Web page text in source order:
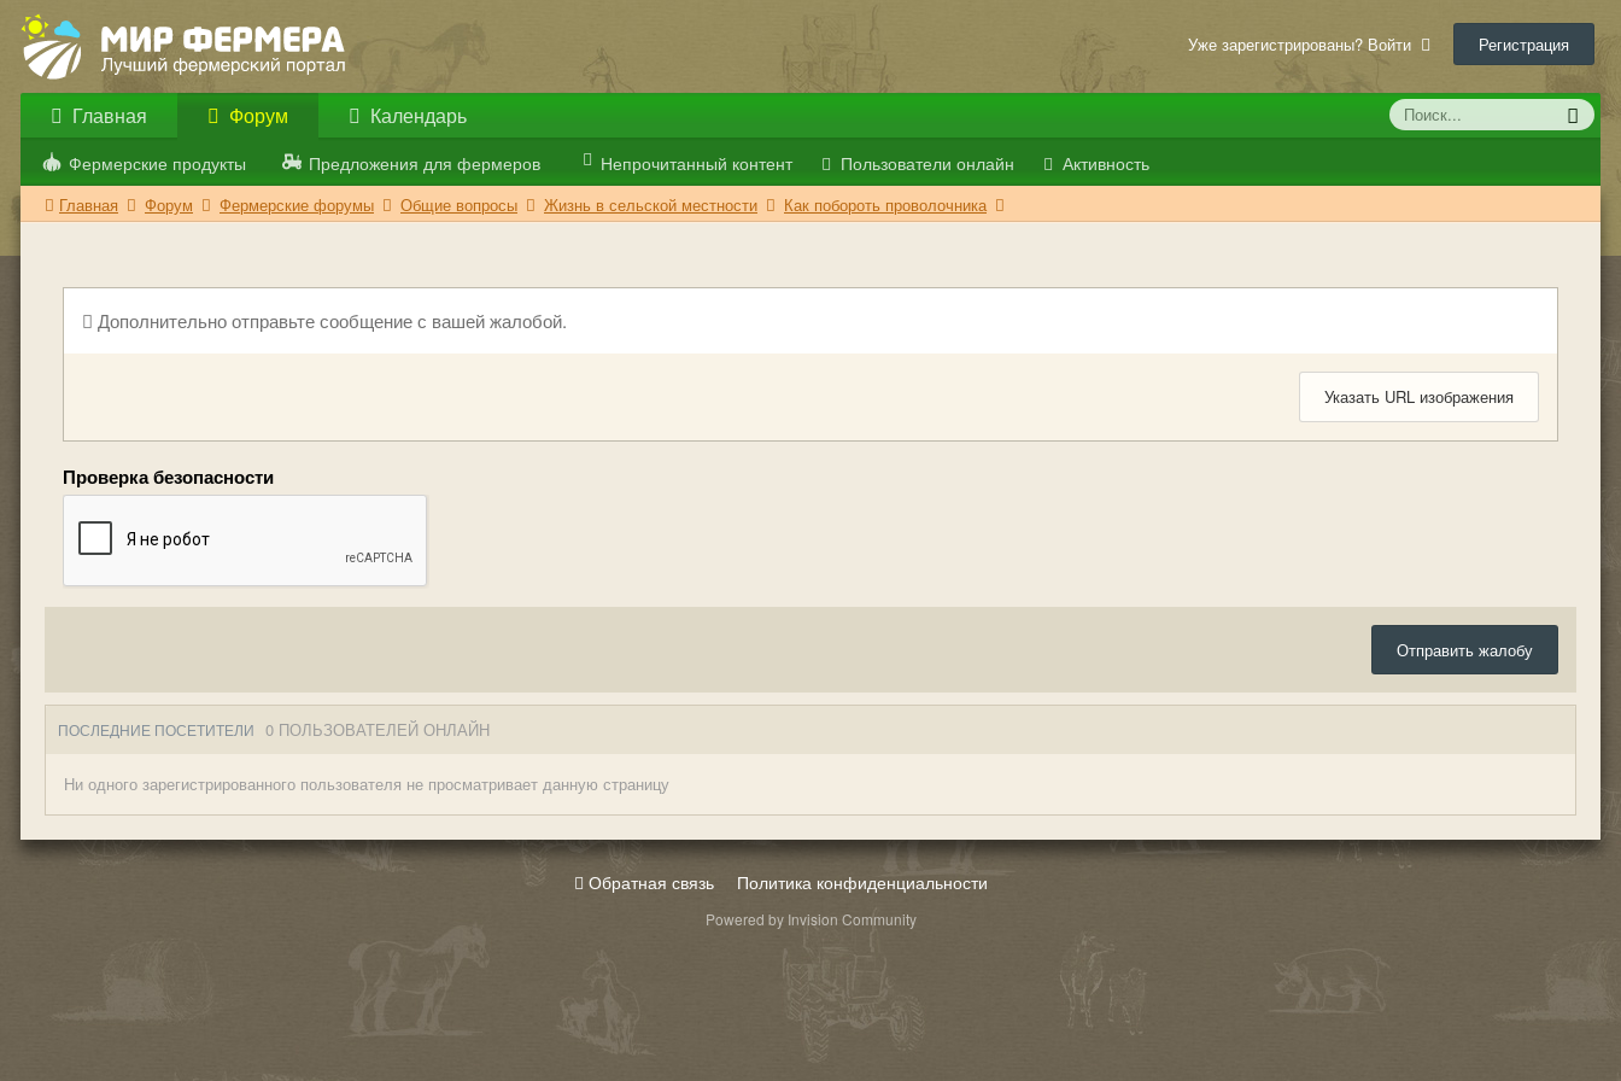
Уже зарегистрированы? Войти Регистрация
Главная Форум
Фермерские продукты Предложения для фермеров Непрочитанный контент Пользователи онлайн Активность
Календарь
Главная Форум Фермерские форумы Общие вопросы Жизнь в сельской местности Как побороть проволочника
Дополнительно отправьте сообщение с вашей жалобой.
Указать URL изображения
Проверка безопасности
Отправить жалобу
ПОСЛЕДНИЕ ПОСЕТИТЕЛИ 0 ПОЛЬЗОВАТЕЛЕЙ ОНЛАЙН
Ни одного зарегистрированного пользователя не просматривает данную страницу
Обратная связь Политика конфиденциальности
Powered by Invision Community